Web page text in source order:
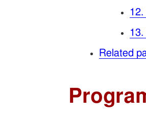
Related